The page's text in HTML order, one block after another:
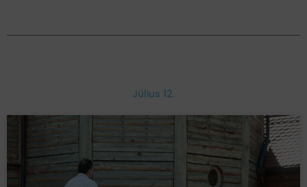
Július 12.